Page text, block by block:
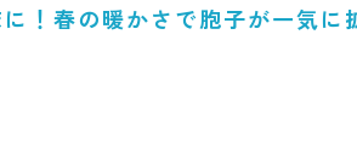
！春の暖かさで胞子が一気